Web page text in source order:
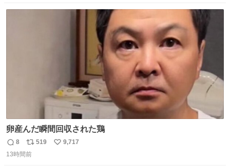
卵産んだ瞬間回収された鶏
返
信
8
リ
ポ
519
い
9,717
13時間前